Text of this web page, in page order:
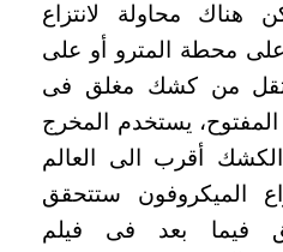
هناك محاولة لانتزاع
على محطة المترو أو على
من كشك مغلق فى
المفتوح، يستخدم المخرج
أقرب الى العالم
الميكروفون ستتحقق
فيما بعد فى فيلم